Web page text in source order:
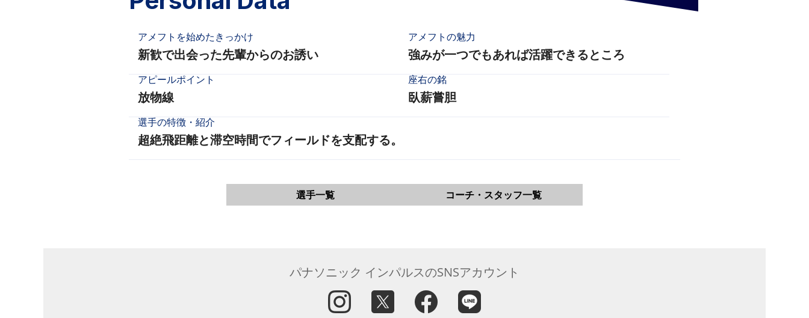
アメフトを始めたきっかけ
新歓で出会った先輩からのお誘い
アメフトの魅力
強みが一つでもあれば活躍できるところ
アピールポイント
放物線
座右の銘
臥薪嘗胆
選手の特徴・紹介
超絶飛距離と滞空時間でフィールドを支配する。
選手一覧 コーチ・スタッフ一覧
パナソニック インパルスのSNSアカウント